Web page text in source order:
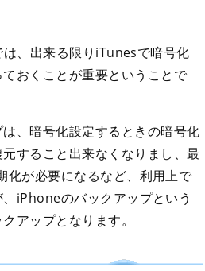
、出来る限りiTunesで暗号化
おくことが重要ということで
、暗号化設定するときの暗号化
すること出来なくなりまし、最
化が必要になるなど、利用上で
iPhoneのバックアップという
アップとなります。